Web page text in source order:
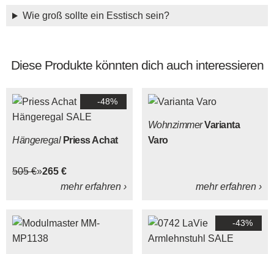
Wie groß sollte ein Esstisch sein?
Diese Produkte könnten dich auch interessieren
-48%
Hängeregal Priess Achat
505 € 265 €
mehr erfahren ›
WohnzimmerVarianta
Varo
mehr erfahren ›
-43%